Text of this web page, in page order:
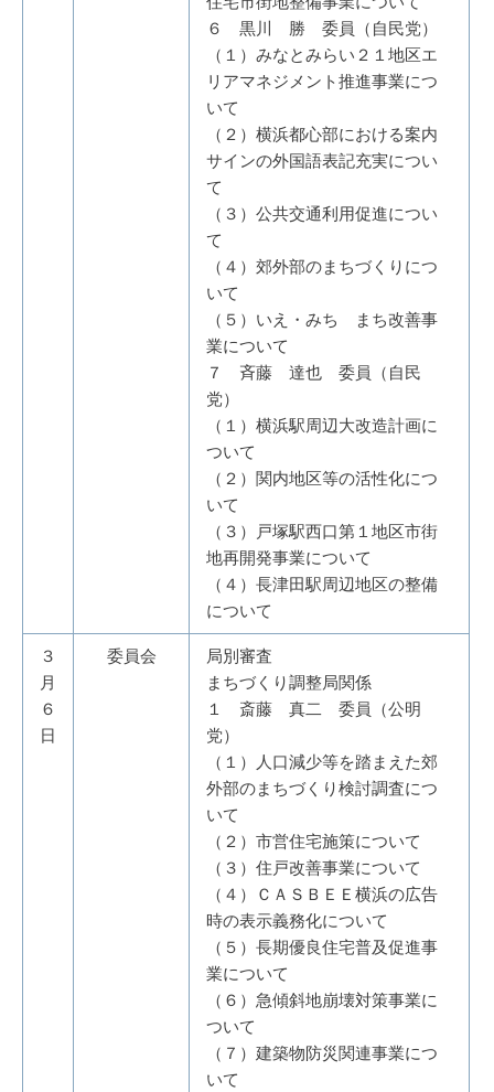
６ 黒川 勝 委員（自民党）
（１）みなとみらい２１地区エ
リアマネジメント推進事業につ
いて
（２）横浜都心部における案内
サインの外国語表記充実につい
て
（３）公共交通利用促進につい
て
（４）郊外部のまちづくりにつ
いて
（５）いえ・みち まち改善事
業について
７ 斉藤 達也 委員（自民
党）
（１）横浜駅周辺大改造計画に
ついて
（２）関内地区等の活性化につ
いて
（３）戸塚駅西口第１地区市街
地再開発事業について
（４）長津田駅周辺地区の整備
について
３
月
６
日
委員会
局別審査
まちづくり調整局関係
１ 斎藤 真二 委員（公明
党）
（１）人口減少等を踏まえた郊
外部のまちづくり検討調査につ
いて
（２）市営住宅施策について
（３）住戸改善事業について
（４）ＣＡＳＢＥＥ横浜の広告
時の表示義務化について
（５）長期優良住宅普及促進事
業について
（６）急傾斜地崩壊対策事業に
ついて
（７）建築物防災関連事業につ
いて